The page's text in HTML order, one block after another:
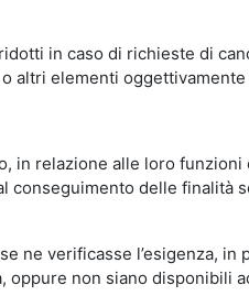
in caso di richieste di
altri elementi
in relazione alle loro
delle finalità
ne verificasse l’esigenza,
non siano disponibili